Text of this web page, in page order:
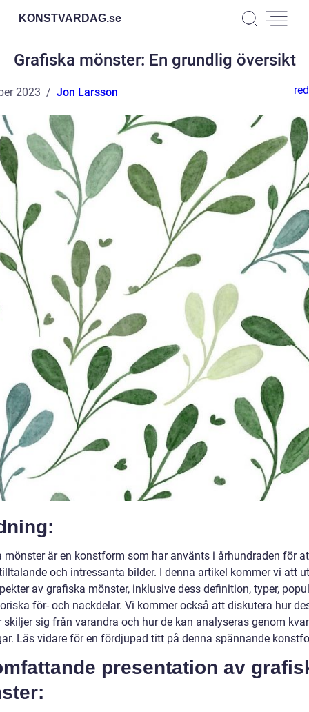
KONSTVARDAG.se
Grafiska mönster: En grundlig översikt
2023 Jon Larsson
mönster är en konstform som har använts i århundraden för
och intressanta bilder. I denna artikel kommer vi att
av grafiska mönster, inklusive dess definition, typer,
för- och nackdelar. Vi kommer också att diskutera hur
skiljer sig från varandra och hur de kan analyseras genom
Läs vidare för en fördjupad titt på denna spännande
presentation av